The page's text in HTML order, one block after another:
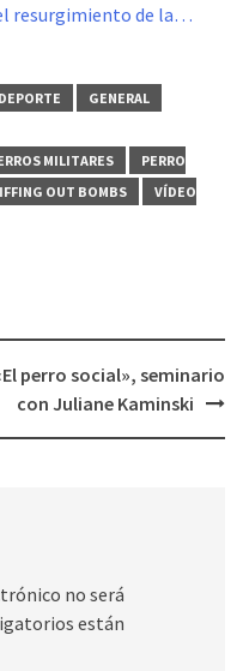
resurgimiento de la…
GENERAL
MILITARES
PERRO
OUT BOMBS
VÍDEO
perro social», seminario
con Juliane Kaminski
no será
están